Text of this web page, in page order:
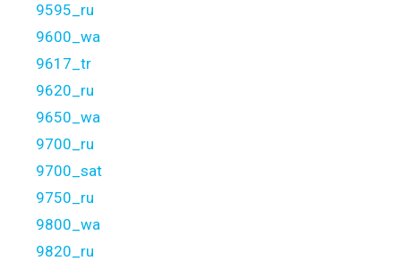
9595_ru
9600_wa
9617_tr
9620_ru
9650_wa
9700_ru
9700_sat
9750_ru
9800_wa
9820_ru